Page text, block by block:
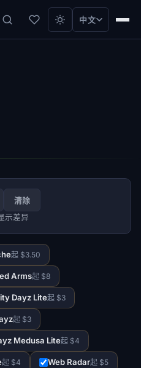
中文
清除
示差异
起 $3.50
Arms起 $8
Dayz Lite起 $3
起 $3
Medusa Lite起 $4
起 $4 Web Radar起 $5